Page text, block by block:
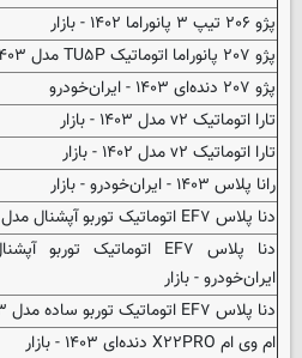
پژو ۲۰۶ تیپ ۳ پانوراما ۱۴۰۲ - بازار
پژو ۲۰۷ پانوراما اتوماتیک TU۵P مدل ۱۴۰۳
پژو ۲۰۷ دنده‌ای ۱۴۰۳ - ایران‌خودرو
تارا اتوماتیک v۲ مدل ۱۴۰۳ - بازار
تارا اتوماتیک v۲ مدل ۱۴۰۲ - بازار
رانا پلاس ۱۴۰۳ - ایران‌خودرو - بازار
دنا پلاس EF۷ اتوماتیک توربو آپشنال مدل ۱۴۰۳ - بازار
ایران‌خودرو - بازار
دنا پلاس EF۷ اتوماتیک توربو ساده مدل ۱۴۰۳ - بازار
ام وی ام X۲۲PRO دنده‌ای ۱۴۰۳ - بازار